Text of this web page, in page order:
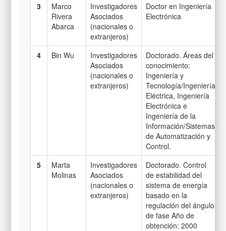
3
Marco
Rivera
Abarca
Investigadores
Asociados
(nacionales o
extranjeros)
Doctor en Ingeniería
Electrónica
4 Bin Wu
Investigadores
Asociados
(nacionales o
extranjeros)
Doctorado. Áreas del
conocimiento:
Ingeniería y
Tecnología/Ingeniería
Eléctrica, Ingeniería
Electrónica e
Ingeniería de la
Información/Sistemas
de Automatización y
Control.
5
Marta
Molinas
Investigadores
Asociados
(nacionales o
extranjeros)
Doctorado. Control
de estabilidad del
sistema de energía
basado en la
regulación del ángulo
de fase Año de
obtención: 2000